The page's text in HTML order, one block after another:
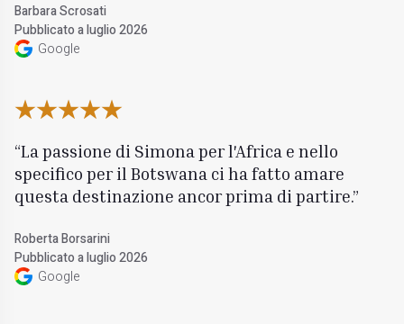
Barbara Scrosati
Pubblicato a luglio 2026
Google
La passione di Simona per l'Africa e nello
specifico per il Botswana ci ha fatto amare
questa destinazione ancor prima di partire.
Roberta Borsarini
Pubblicato a luglio 2026
Google